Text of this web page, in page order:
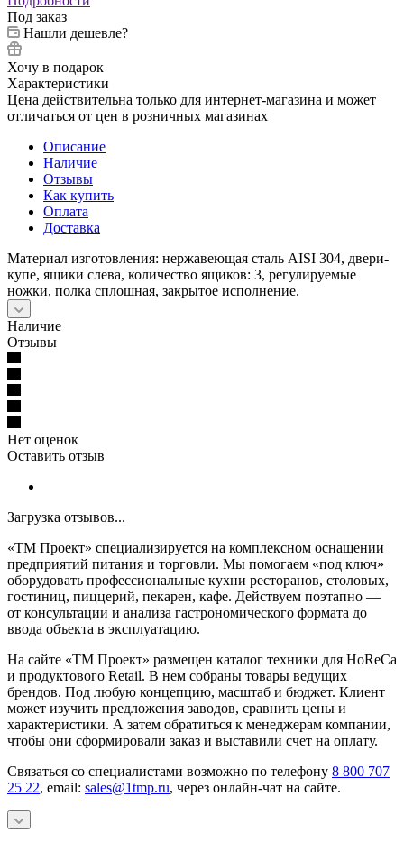
Под заказ
Нашли дешевле?
Хочу в подарок
Характеристики
Цена действительна только для интернет-магазина и может
отличаться от цен в розничных магазинах
Описание
Наличие
Отзывы
Как купить
Оплата
Доставка
Материал изготовления: нержавеющая сталь AISI 304, двери-
купе, ящики слева, количество ящиков: 3, регулируемые
ножки, полка сплошная, закрытое исполнение.
Наличие
Отзывы
Нет оценок
Оставить отзыв
Загрузка отзывов...
«ТМ Проект» специализируется на комплексном оснащении
предприятий питания и торговли. Мы помогаем «под ключ»
оборудовать профессиональные кухни ресторанов, столовых,
гостиниц, пиццерий, пекарен, кафе. Действуем поэтапно —
от консультации и анализа гастрономического формата до
ввода объекта в эксплуатацию.
На сайте «ТМ Проект» размещен каталог техники для HoReCa
и продуктового Retail. В нем собраны товары ведущих
брендов. Под любую концепцию, масштаб и бюджет. Клиент
может изучить предложения заводов, сравнить цены и
характеристики. А затем обратиться к менеджерам компании,
чтобы они сформировали заказ и выставили счет на оплату.
Связаться со специалистами возможно по телефону 8 800 707
25 22, email: sales@1tmp.ru, через онлайн-чат на сайте.